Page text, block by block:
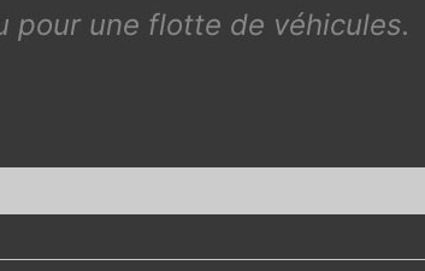
pour une flotte de véhicules.